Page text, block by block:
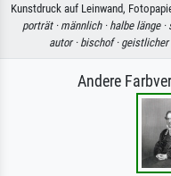
Kunstdruck auf Leinwand,
porträt · männlich · halbe länge ·
autor · bischof · geistlicher
Andere